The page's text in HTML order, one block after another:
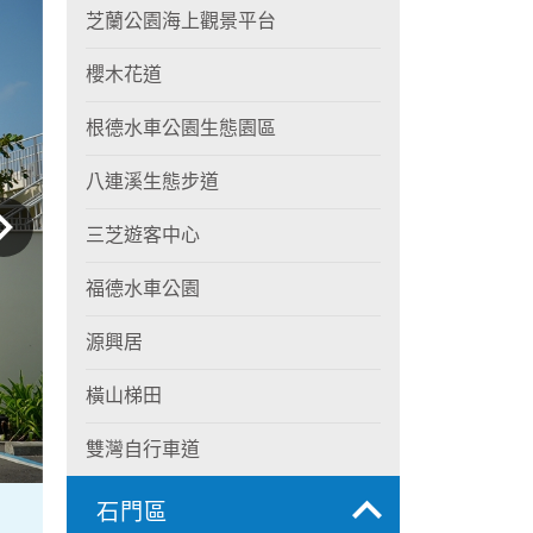
芝蘭公園海上觀景平台
櫻木花道
根德水車公園生態園區
八連溪生態步道
三芝遊客中心
福德水車公園
源興居
橫山梯田
雙灣自行車道
石門區